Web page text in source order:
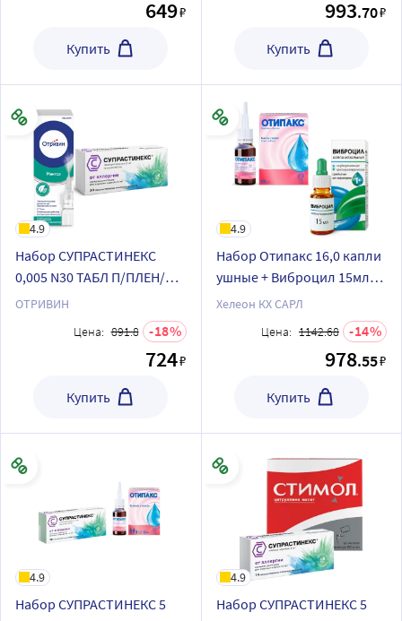
649₽
Купить
993.70₽
Купить
4.9
Набор СУПРАСТИНЕКС
0,005 N30 ТАБЛ П/ПЛЕН/
ОБОЛОЧ+Отривин 140
мкг/доза спрей назальный
дозированный 10 мл (60
ОТРИВИН
Цена: 891.8 18
724₽
Купить
4.9
Набор Отипакс 16,0 капли
ушные + Виброцил 15мл
назал капли
Хелеон КХ САРЛ
Цена: 1142.68 14
978.55₽
Купить
4.9
Набор СУПРАСТИНЕКС 5
4.9
Набор СУПРАСТИНЕКС 5